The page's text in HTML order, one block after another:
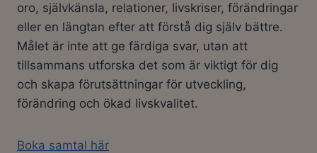
oro, självkänsla, relationer, livskriser, förändringar
eller en längtan efter att förstå dig själv bättre.
Målet är inte att ge färdiga svar, utan att
tillsammans utforska det som är viktigt för dig
och skapa förutsättningar för utveckling,
förändring och ökad livskvalitet.
Boka samtal här